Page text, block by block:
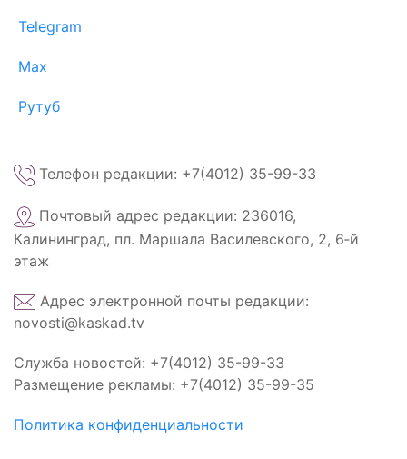
Telegram
Max
Рутуб
Телефон редакции: +7(4012) 35-99-33
Почтовый адрес редакции: 236016,
Калининград, пл. Маршала Василевского, 2, 6‑й
этаж
Адрес электронной почты редакции:
novosti@kaskad.tv
Служба новостей: +7(4012) 35-99-33
Размещение рекламы: +7(4012) 35-99-35
Политика конфиденциальности